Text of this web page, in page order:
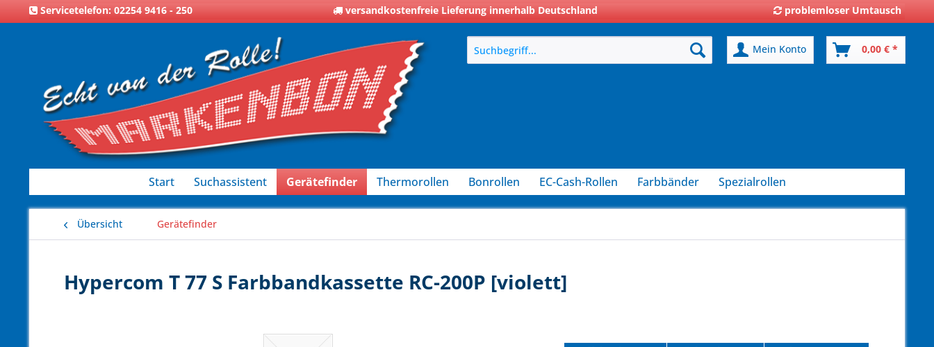
Servicetelefon: 02254 9416 - 250 versandkostenfreie Lieferung innerhalb Deutschland problemloser Umtausch
Mein Konto 0,00 € *
Start Suchassistent Gerätefinder Thermorollen Bonrollen EC-Cash-Rollen Farbbänder Spezialrollen
Übersicht Gerätefinder
Hypercom T 77 S Farbbandkassette RC-200P [violett]